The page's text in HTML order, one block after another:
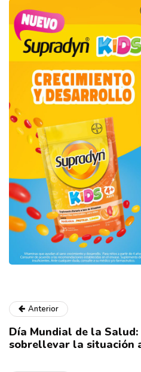
Anterior
Día Mundial de la
sobrellevar la situación